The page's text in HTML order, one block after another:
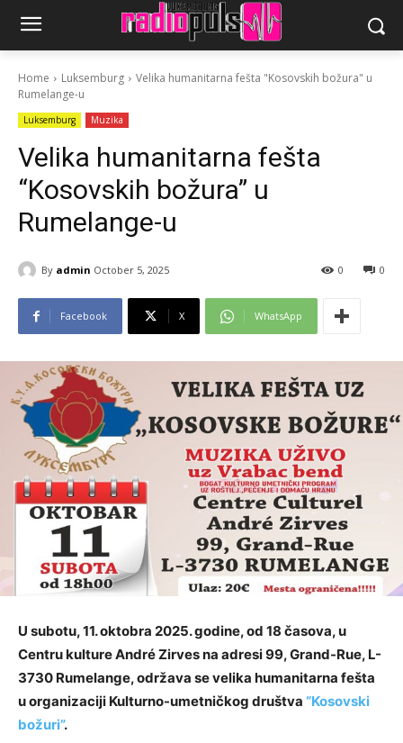
Home Luksemburg
Velika humanitarna fešta "Kosovskih božura" u
Rumelange-u
Luksemburg Muzika
Velika humanitarna fešta
“Kosovskih božura” u
Rumelange-u
By admin October 5, 2025 0
0
Facebook X WhatsApp
U subotu, 11. oktobra 2025. godine, od 18 časova, u
Centru kulture André Zirves na adresi 99, Grand-Rue, L-
3730 Rumelange, održava se velika humanitarna fešta
u organizaciji Kulturno-umetničkog društva “Kosovski
božuri”.